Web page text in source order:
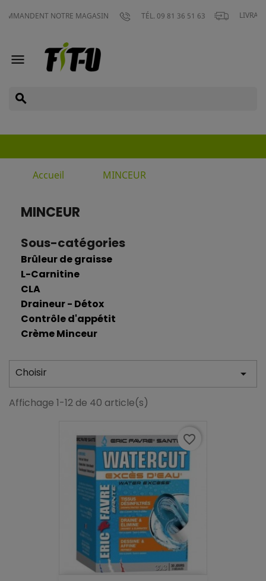
NOTRE MAGASIN TÉL. 09 81 36 51 63 LIVRAISON

search
Accueil MINCEUR
MINCEUR
Sous-catégories
Brûleur de graisse
L-Carnitine
CLA
Draineur - Détox
Contrôle d'appétit
Crème Minceur
Choisir 
Affichage 1-12 de 40 article(s)
favorite_border